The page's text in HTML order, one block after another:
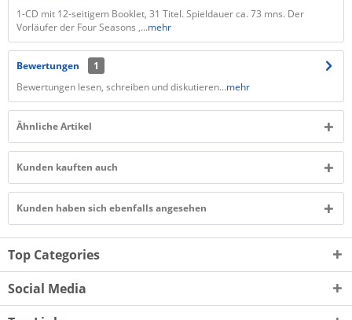
1-CD mit 12-seitigem Booklet, 31 Titel. Spieldauer ca. 73 mns. Der
Vorläufer der Four Seasons ,...mehr
Bewertungen
1
Bewertungen lesen, schreiben und diskutieren...mehr
Ähnliche Artikel
Kunden kauften auch
Kunden haben sich ebenfalls angesehen
Top Categories
Social Media